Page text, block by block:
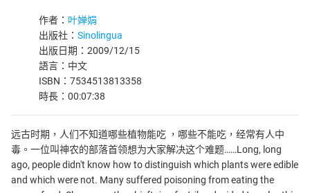
作者： 叶婵娟
出版社： Sinolingua
出版日期：2009/12/15
語言：中文
ISBN：7534513813358
時長：00:07:38
远古时期，人们不知道哪些植物能吃 ，哪些不能吃，经常有人中
毒。一位叫神农的部落首领想为大家解决这个难题……Long, long
ago, people didn't know how to distinguish which plants were edible
and which were not. Many suffered poisoning from eating the